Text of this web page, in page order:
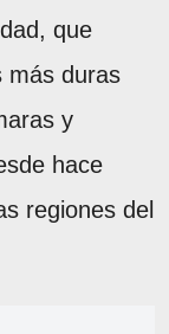
que
más duras
y
hace
regiones del